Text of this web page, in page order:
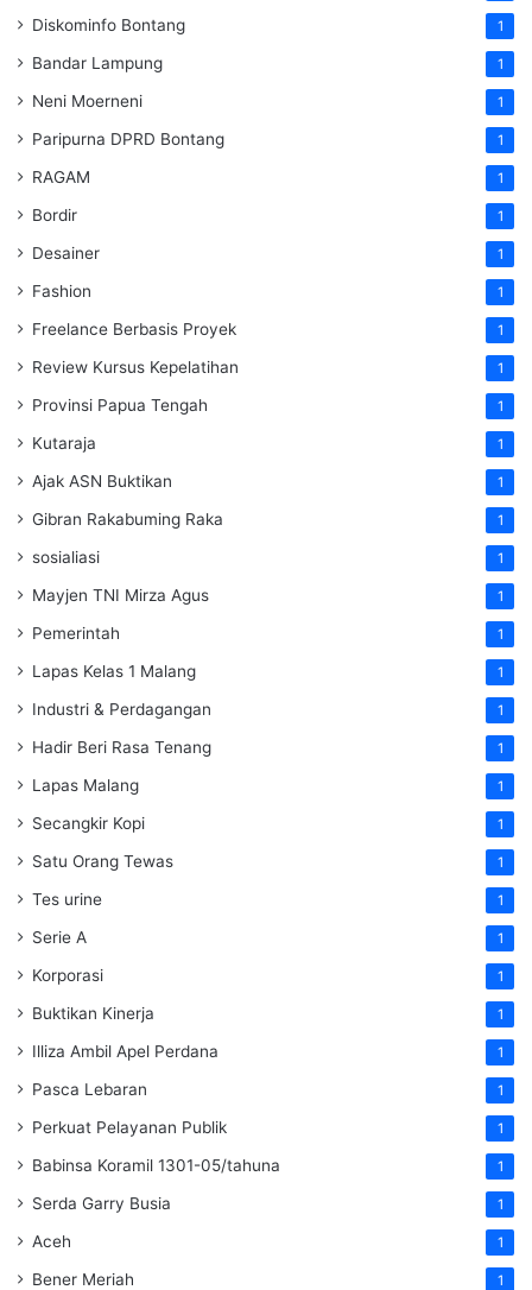
Diskominfo Bontang 1
Bandar Lampung 1
Neni Moerneni 1
Paripurna DPRD Bontang 1
RAGAM 1
Bordir 1
Desainer 1
Fashion 1
Freelance Berbasis Proyek 1
Review Kursus Kepelatihan 1
Provinsi Papua Tengah 1
Kutaraja 1
Ajak ASN Buktikan 1
Gibran Rakabuming Raka 1
sosialiasi 1
Mayjen TNI Mirza Agus 1
Pemerintah 1
Lapas Kelas 1 Malang 1
Industri & Perdagangan 1
Hadir Beri Rasa Tenang 1
Lapas Malang 1
Secangkir Kopi 1
Satu Orang Tewas 1
Tes urine 1
Serie A 1
Korporasi 1
Buktikan Kinerja 1
Illiza Ambil Apel Perdana 1
Pasca Lebaran 1
Perkuat Pelayanan Publik 1
Babinsa Koramil 1301-05/tahuna 1
Serda Garry Busia 1
Aceh 1
Bener Meriah 1